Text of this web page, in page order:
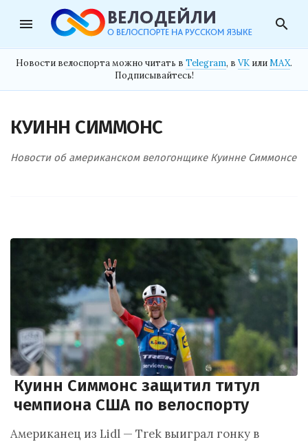
menu search
Новости велоспорта можно читать в Telegram, в VK илиMAX.
Подписывайтесь!
КУИНН СИММОНС
Новости об американском велогонщике Куинне Симмонсе
Куинн Симмонс защитил титул
чемпиона США по велоспорту
Американец из Lidl — Trek выиграл гонку в